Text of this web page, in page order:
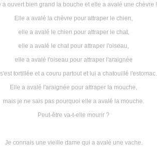
a ouvert bien grand la bouche et elle a avalé une chèvre !
Elle a avalé la chèvre pour attraper le chien,
elle a avalé le chien pour attraper le chat,
elle a avalé le chat pour attraper l'oiseau,
elle a avalé l'oiseau pour attraper l'araignée
tortillée et a couru partout et lui a chatouillé l'estomac.
Elle a avalé l'araignée pour attraper la mouche,
mais je ne sais pas pourquoi elle a avalé la mouche.
Peut-être va-t-elle mourir ?
Je connais une vieille dame qui a avalé une vache.